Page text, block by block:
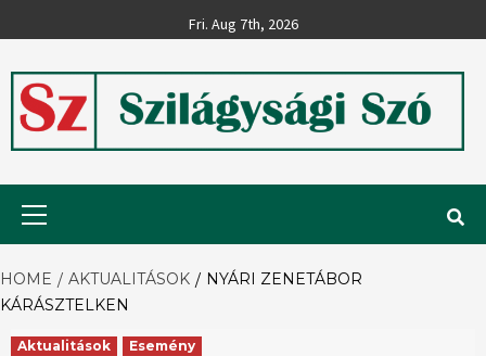
to
Fri. Aug 7th, 2026
Szilágysági
Szó
HOME AKTUALITÁSOK
NYÁRI ZENETÁBOR
KÁRÁSZTELKEN
Aktualitások Esemény